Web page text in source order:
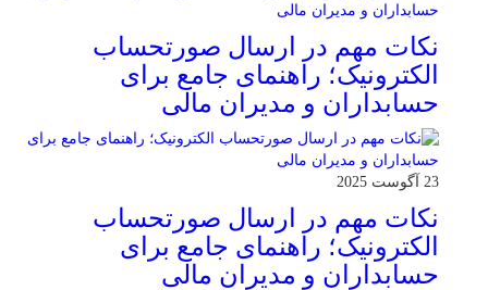
نکات مهم در ارسال صورتحساب
الکترونیک؛ راهنمای جامع برای
حسابداران و مدیران مالی
23 آگوست 2025
نکات مهم در ارسال صورتحساب
الکترونیک؛ راهنمای جامع برای
حسابداران و مدیران مالی